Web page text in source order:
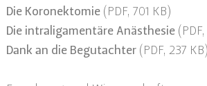
Die Koronektomie (PDF, 701 KB)
Die intraligamentäre Anästhesie
Dank an die Begutachter(PDF, 237 KB)